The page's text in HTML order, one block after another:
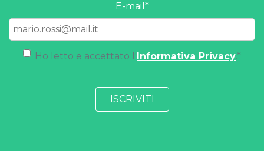
E-mail *
Ho letto e accettato l' Informativa Privacy.*